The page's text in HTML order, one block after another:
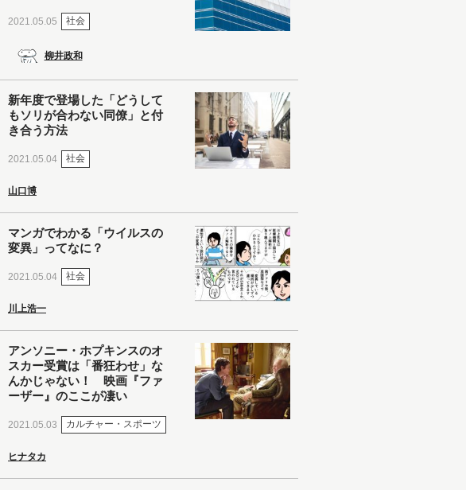
2021.05.05 社会
柳井政和
新年度で登場した「どうして
もソリが合わない同僚」と付
き合う方法
2021.05.04 社会
山口博
マンガでわかる「ウイルスの
変異」ってなに？
2021.05.04 社会
川上浩一
アンソニー・ホプキンスのオ
スカー受賞は「番狂わせ」な
んかじゃない！ 映画『ファ
ーザー』のここが凄い
2021.05.03 カルチャー・スポーツ
ヒナタカ